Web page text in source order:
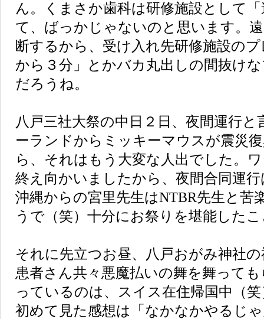
ん。くまさか歯科は研修施設として
て、ばっかじゃないのと思います。
断するから、受け入れ先研修施設の
から３分」とかバカ丸出しの間抜け
だろうね。
八戸三社大祭の中日２日、夜間運行
ーランドからミッキーマウスが震災
ら、それはもう大変な人出でした。
終え向かいましたから、夜間合同運
沖縄からの宮里先生はNTBR先生と苦
うで（笑）十分にお祭りを堪能した
それに先立つお昼、八戸おがみ神社
患者さん共々悪魔払いの舞を舞って
っているのは、スイス在住帰国中（
初めて見た感想は「なかなかやるじ